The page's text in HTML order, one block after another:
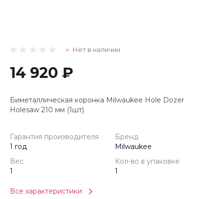
Нет в наличии
14 920 ₽
Биметаллическая коронка Milwaukee Hole Dozer
Holesaw 210 мм (1шт)
Гарантия производителя
1 год
Бренд
Milwaukee
Вес
1
Кол-во в упаковке
1
Все характеристики